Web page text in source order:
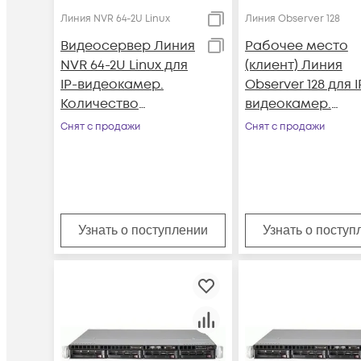
Линия NVR 64-2U Linux
Видеосервер Линия
NVR 64-2U Linux для
IP-видеокамер.
Количество
каналов: видео - 64,
Снят с продажи
Узнать о поступлении
Линия Observer 128
Рабочее место
(клиент) Линия
Observer 128 для
видеокамер.
Количество
Снят с продажи
Узнать о